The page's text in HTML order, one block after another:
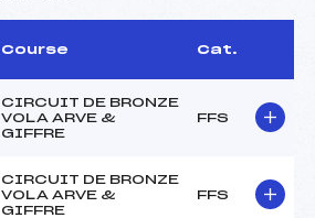
Course Cat.
CIRCUIT DE BRONZE
VOLA ARVE &
GIFFRE
FFS
CIRCUIT DE BRONZE
VOLA ARVE &
GIFFRE
FFS